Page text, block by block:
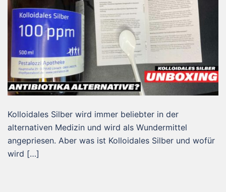
Kolloidales Silber wird immer beliebter in der
alternativen Medizin und wird als Wundermittel
angepriesen. Aber was ist Kolloidales Silber und wofür
wird […]